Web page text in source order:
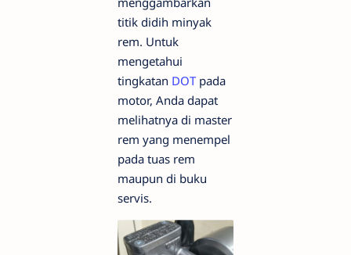
titik didih minyak
rem. Untuk
mengetahui
tingkatan DOT pada
motor, Anda dapat
melihatnya di master
rem yang menempel
pada tuas rem
maupun di buku
servis.